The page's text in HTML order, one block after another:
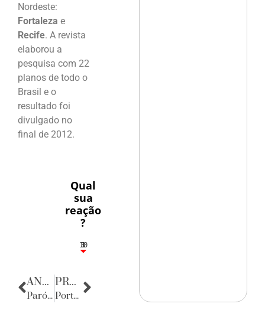
Nordeste:
Fortaleza e
Recife. A revista
elaborou a
pesquisa com 22
planos de todo o
Brasil e o
resultado foi
divulgado no
final de 2012.
Qual
sua
reação
?
3
1
1
3
10
ANTERIOR
Paróquia Nossa Senhora do Desterro
PRÓXIMA
Porta Retratos